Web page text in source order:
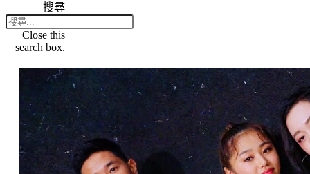
搜尋
Close this
search box.